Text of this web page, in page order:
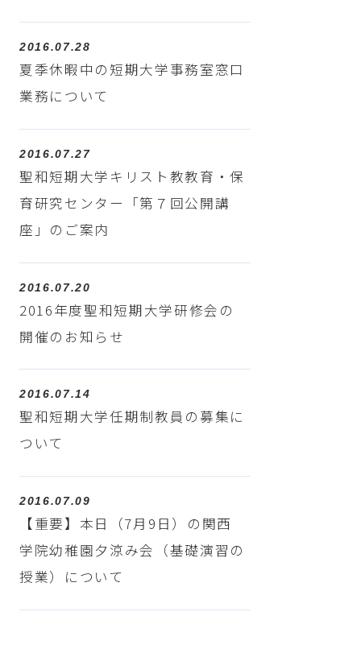
2016.07.28
夏季休暇中の短期大学事務室窓口
業務について
2016.07.27
聖和短期大学キリスト教教育・保
育研究センター「第７回公開講
座」のご案内
2016.07.20
2016年度聖和短期大学研修会の
開催のお知らせ
2016.07.14
聖和短期大学任期制教員の募集に
ついて
2016.07.09
【重要】本日（7月9日）の関西
学院幼稚園夕涼み会（基礎演習の
授業）について